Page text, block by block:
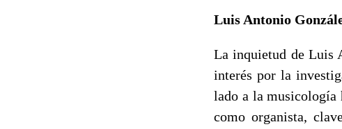
Luis Antonio
La inquietud de Luis
interés por la
lado a la
como organista,